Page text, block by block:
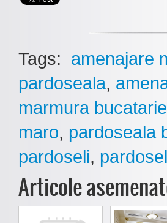
Tags: amenajare
pardoseala,
marmura bucatarie
maro, pardoseala
pardoseli,
Articole